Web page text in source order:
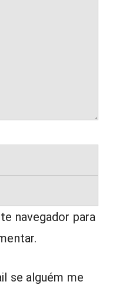
navegador para
se alguém me